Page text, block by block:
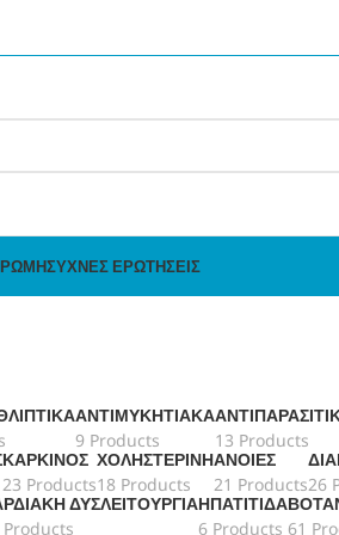
ΣΥΧΝΈΣ ΕΡΩΤΉΣΕΙΣ
ΑΝΤΙΜΥΚΗΤΙΑΚΆ
9 Products 13 Products
ΚΑΡΚΊΝΟΣ
23 Products
ΧΟΛΗΣΤΕΡΊΝΗ
18 Products
ΆΝΟΙΕΣ
21 Products26
ΔΥΣΛΕΙΤΟΥΡΓΊΑ
Products
ΗΠΑΤΊΤΙΔΑ
6 Products 61